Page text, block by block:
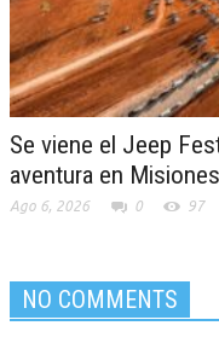
Se viene el Jeep
aventura en Misiones
Ago 6, 2026 0 97
NO COMMENTS